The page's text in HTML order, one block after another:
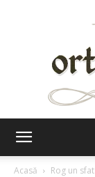
Acasă
Rog un sfat